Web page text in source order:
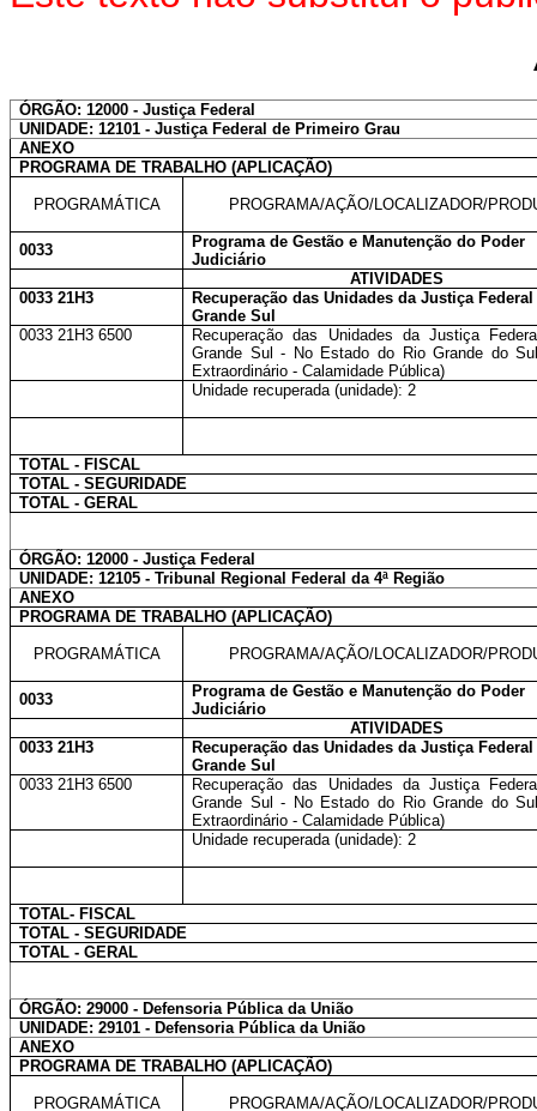
ÓRGÃO: 12000 - Justiça Federal
UNIDADE: 12101 - Justiça Federal de Primeiro Grau
ANEXO
PROGRAMA DE TRABALHO (APLICAÇÃO)
PROGRAMÁTICA PROGRAMA/AÇÃO/LOCALIZADOR/
0033
Programa de Gestão e Manutenção do Poder
Judiciário
ATIVIDADES
0033 21H3
Recuperação das Unidades da Justiça
Grande Sul
0033 21H3 6500
Recuperação das Unidades da Justiça
Grande Sul - No Estado do Rio Grande do
Extraordinário - Calamidade Pública)
Unidade recuperada (unidade): 2
TOTAL - FISCAL
TOTAL - SEGURIDADE
TOTAL - GERAL
ÓRGÃO: 12000 - Justiça Federal
UNIDADE: 12105 - Tribunal Regional Federal da 4ª Região
ANEXO
PROGRAMA DE TRABALHO (APLICAÇÃO)
PROGRAMÁTICA PROGRAMA/AÇÃO/LOCALIZADOR/
0033
Programa de Gestão e Manutenção do Poder
Judiciário
ATIVIDADES
0033 21H3
Recuperação das Unidades da Justiça
Grande Sul
0033 21H3 6500
Recuperação das Unidades da Justiça
Grande Sul - No Estado do Rio Grande do
Extraordinário - Calamidade Pública)
Unidade recuperada (unidade): 2
TOTAL- FISCAL
TOTAL - SEGURIDADE
TOTAL - GERAL
ÓRGÃO: 29000 - Defensoria Pública da União
UNIDADE: 29101 - Defensoria Pública da União
ANEXO
PROGRAMA DE TRABALHO (APLICAÇÃO)
PROGRAMÁTICA PROGRAMA/AÇÃO/LOCALIZADOR/